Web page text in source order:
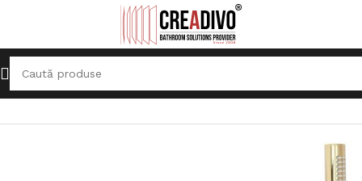
Prima pagină Baterii Sanitare Baterie pentru Cadă